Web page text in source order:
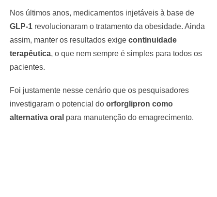
Nos últimos anos, medicamentos injetáveis à base de
GLP-1 revolucionaram o tratamento da obesidade. Ainda
assim, manter os resultados exige continuidade
terapêutica, o que nem sempre é simples para todos os
pacientes.
Foi justamente nesse cenário que os pesquisadores
investigaram o potencial do orforglipron como
alternativa oral para manutenção do emagrecimento.